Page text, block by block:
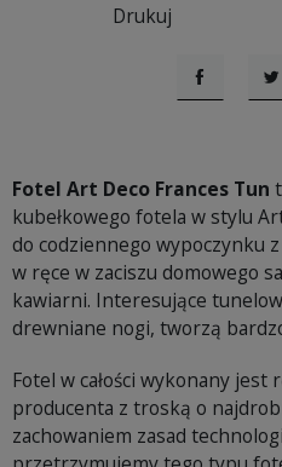
Drukuj
Fotel Art Deco Frances Tun
kubełkowego fotela w stylu
do codziennego wypoczynku
w ręce w zaciszu domowego
kawiarni. Interesujące
drewniane nogi, tworzą
Fotel w całości wykonany
producenta z troską o
zachowaniem zasad